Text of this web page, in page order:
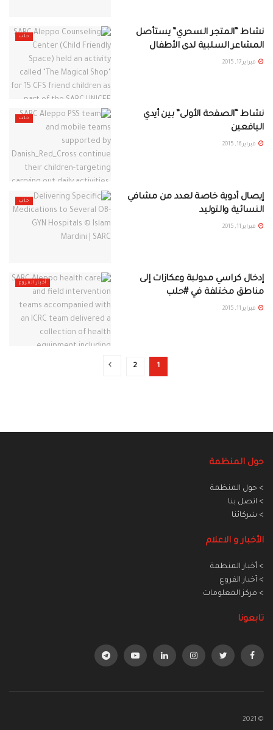
حلب
نشاط “المتجر السحري” يستأصل
المشاعر السلبية لدى الأطفال
فبراير 17, 2015
حلب
نشاط “الصفحة الأولى” بين أيدي
اليافعين
فبراير 16, 2015
حلب
إيصال أدوية خاصة لعدد من مشافي
النسائية والتوليد
فبراير 11, 2015
أخبار الفروع
إدخال كراسي مدولبة وعكازات إلى
مناطق مختلفة في #حلب
فبراير 11, 2015
1
2
حول المنظمة
> حول المنظمة
> اتصل بنا
> شركائنا
الأخبار و الاعلام
> أخبار المنطمة
> أخبار الفروع
> مركز المعلومات
تابعونا
© 2021